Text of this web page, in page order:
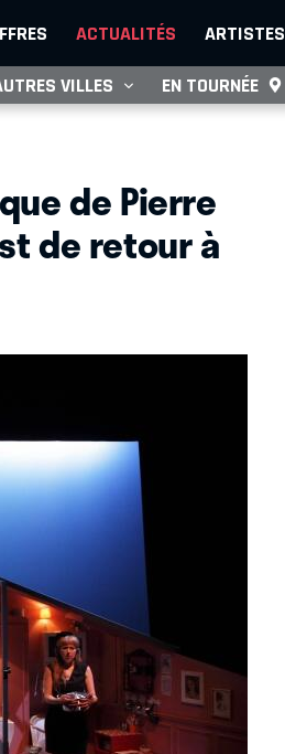
ACTUALITÉS ARTISTES
VILLES EN TOURNÉE
de Pierre
de retour à